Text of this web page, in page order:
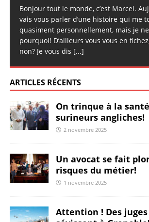
Bonjour tout le monde, c’est Marcel.
vais vous parler d’une histoire qui me
quasiment personnellement, mais je
pourquoi! D’ailleurs vous vous en
non? Je vous dis [...]
ARTICLES RÉCENTS
On trinque à la
surineurs angliches!
2 novembre 2025
Un avocat se fait
risques du métier!
1 novembre 2025
Attention ! Des